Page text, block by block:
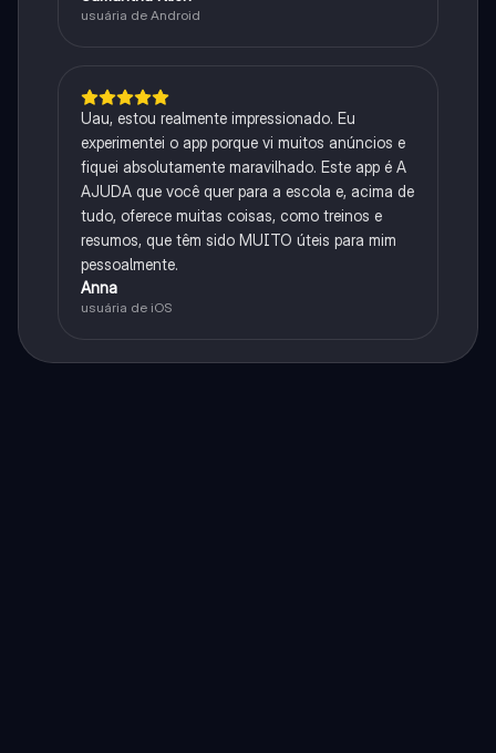
usuária de Android
Uau, estou realmente impressionado. Eu
experimentei o app porque vi muitos anúncios e
fiquei absolutamente maravilhado. Este app é A
AJUDA que você quer para a escola e, acima de
tudo, oferece muitas coisas, como treinos e
resumos, que têm sido MUITO úteis para mim
pessoalmente.
Anna
usuária de iOS